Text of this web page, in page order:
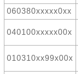
060380xxxxx0xx
040100xxxxx00x
010310xx99x00x